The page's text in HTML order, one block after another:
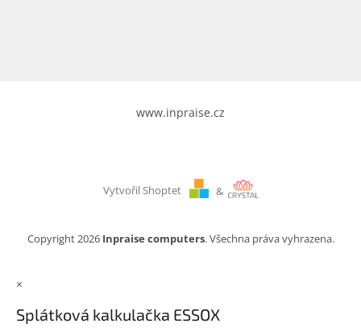
www.inpraise.cz
Vytvořil Shoptet &
Copyright 2026 Inpraise computers. Všechna práva vyhrazena.
×
Splátková kalkulačka ESSOX